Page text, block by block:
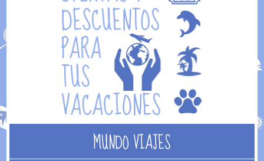
MUNDO VIAJES